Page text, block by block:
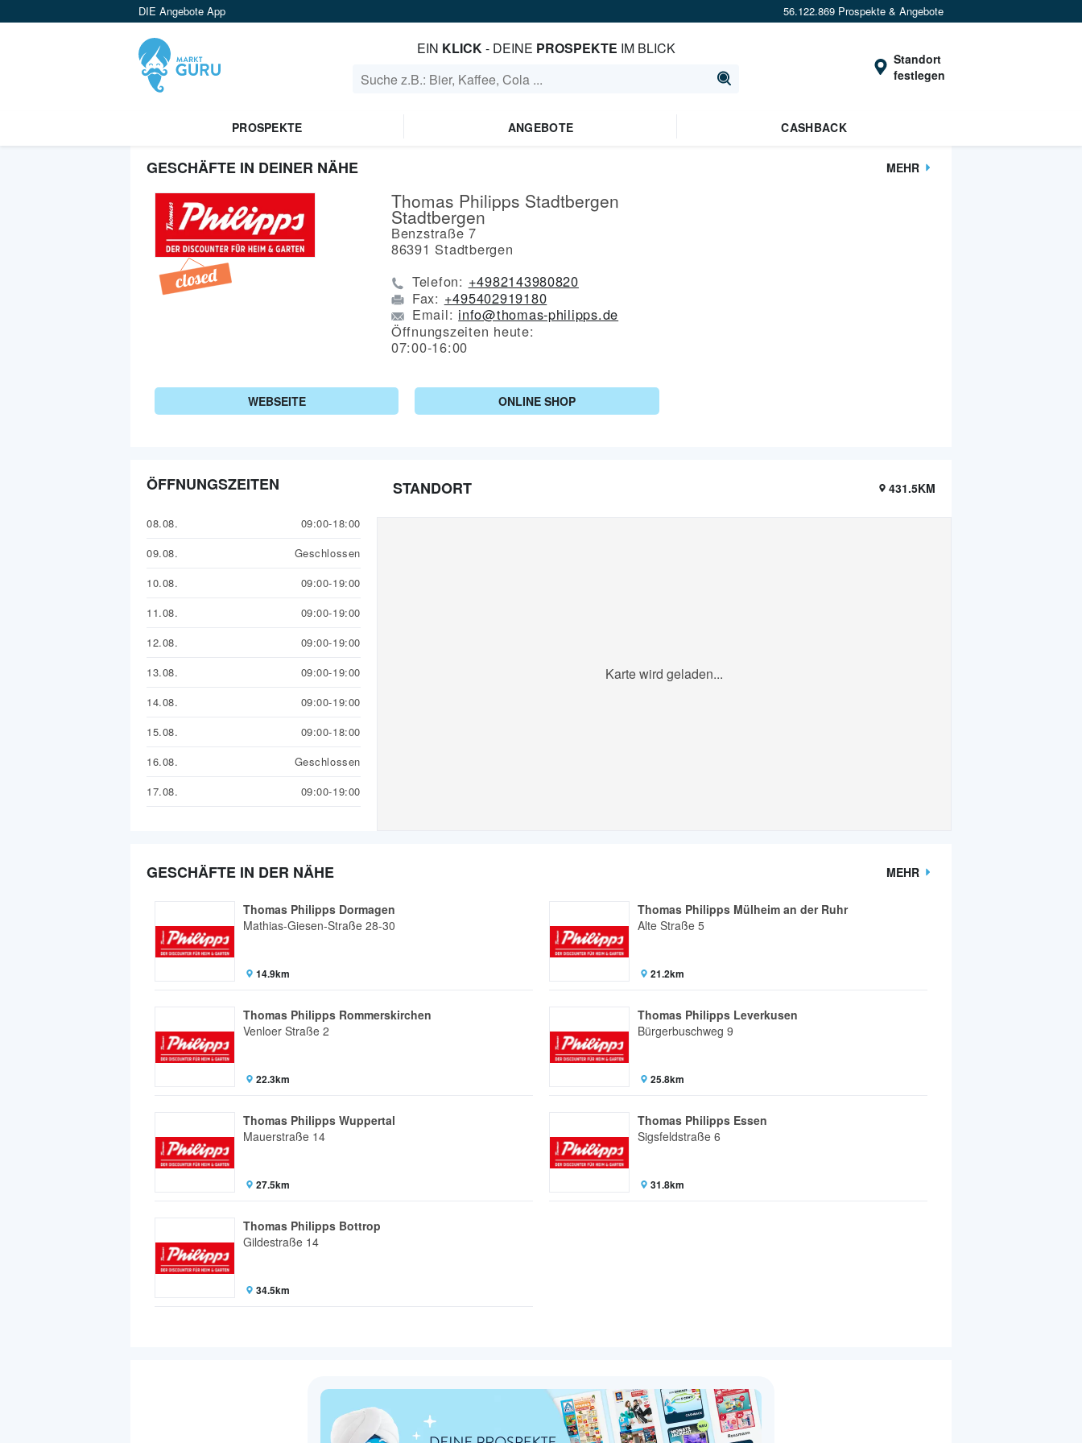
DIE Angebote App 56.122.869 Prospekte & Angebote
EIN KLICK- DEINE PROSPEKTE IM BLICK
Standort
festlegen
PROSPEKTE ANGEBOTE CASHBACK
GESCHÄFTE IN DEINER NÄHE MEHR
Thomas Philipps Stadtbergen
Stadtbergen
Benzstraße 7
86391 Stadtbergen
Telefon: +4982143980820
Fax: +495402919180
Email: info@thomas-philipps.de
Öffnungszeiten heute:
07:00-16:00
WEBSEITE ONLINE SHOP
ÖFFNUNGSZEITEN
08.08.
09:00-18:00
09.08.
Geschlossen
10.08.
09:00-19:00
11.08.
09:00-19:00
12.08.
09:00-19:00
13.08.
09:00-19:00
14.08.
09:00-19:00
15.08.
09:00-18:00
16.08.
Geschlossen
17.08.
09:00-19:00
STANDORT 431.5KM
Karte wird geladen...
GESCHÄFTE IN DER NÄHE MEHR
Thomas Philipps Dormagen
Mathias-Giesen-Straße 28-30
14.9km
Thomas Philipps Mülheim an der Ruhr
Alte Straße 5
21.2km
Thomas Philipps Rommerskirchen
Venloer Straße 2
22.3km
Thomas Philipps Leverkusen
Bürgerbuschweg 9
25.8km
Thomas Philipps Wuppertal
Mauerstraße 14
27.5km
Thomas Philipps Essen
Sigsfeldstraße 6
31.8km
Thomas Philipps Bottrop
Gildestraße 14
34.5km